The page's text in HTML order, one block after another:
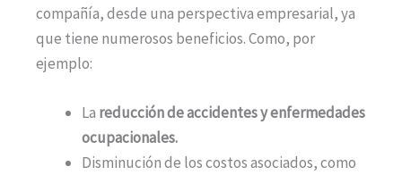
compañía, desde una perspectiva empresarial, ya
que tiene numerosos beneficios. Como, por
ejemplo:
La reducción de accidentes y enfermedades
ocupacionales.
Disminución de los costos asociados, como